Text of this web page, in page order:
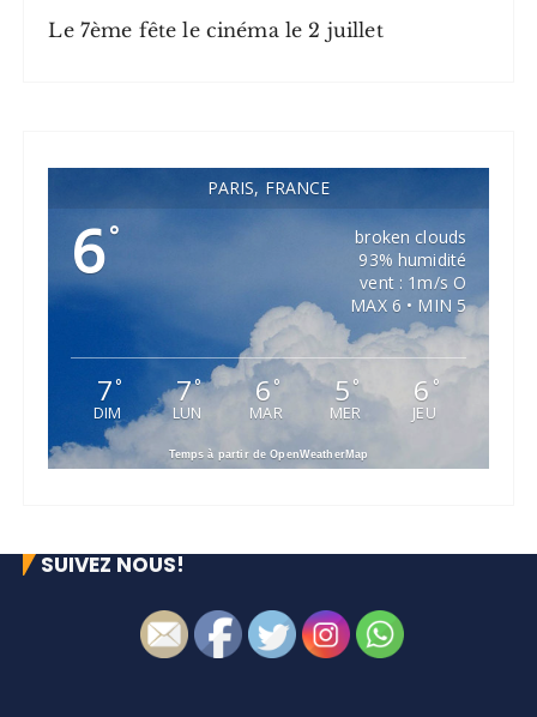
Le 7ème fête le cinéma le 2 juillet
PARIS, FRANCE
6°
broken clouds
93% humidité
vent : 1m/s O
MAX 6 • MIN 5
7°
DIM
7°
LUN
6°
MAR
5°
MER
6 °
JEU
Temps à partir de OpenWeatherMap
SUIVEZ NOUS!